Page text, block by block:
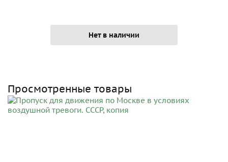
Нет в наличии
Просмотренные товары